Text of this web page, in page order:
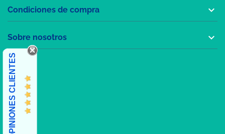
Condiciones de compra 
Sobre nosotros 
OPINIONES CLIENTES